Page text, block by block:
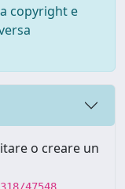
copyright e
o creare un